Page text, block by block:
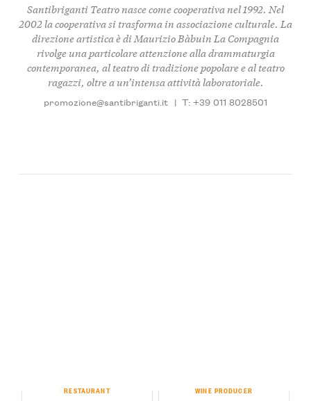
Santibriganti Teatro nasce come cooperativa nel 1992. Nel
2002 la cooperativa si trasforma in associazione culturale. La
direzione artistica è di Maurizio Bàbuin La Compagnia
rivolge una particolare attenzione alla drammaturgia
contemporanea, al teatro di tradizione popolare e al teatro
ragazzi, oltre a un’intensa attività laboratoriale.
promozione@santibriganti.it | T: +39 011 8028501
RESTAURANT WINE PRODUCER